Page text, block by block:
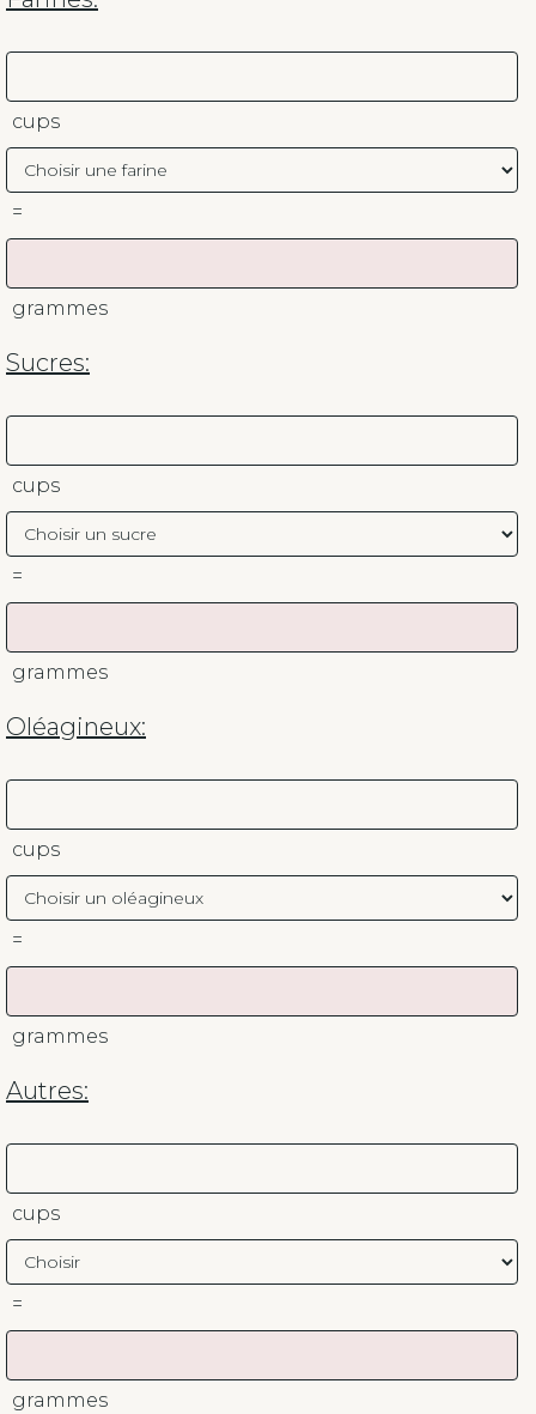
cups
=
grammes
Sucres:
cups
=
grammes
Oléagineux:
cups
=
grammes
Autres:
cups
=
grammes